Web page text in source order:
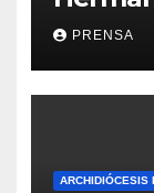
PRENSA
ARCHIDIÓCESIS